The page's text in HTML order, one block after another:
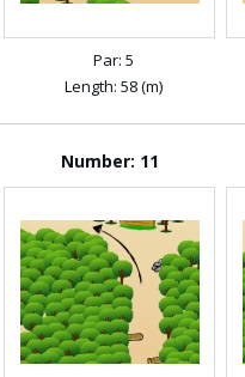
Par: 5
Length: 58 (m)
Number: 11